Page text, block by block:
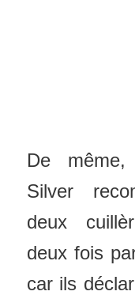
De
Silver
deux
deux fois
car ils